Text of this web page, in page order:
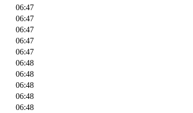
06:47
06:47
06:47
06:47
06:47
06:48
06:48
06:48
06:48
06:48